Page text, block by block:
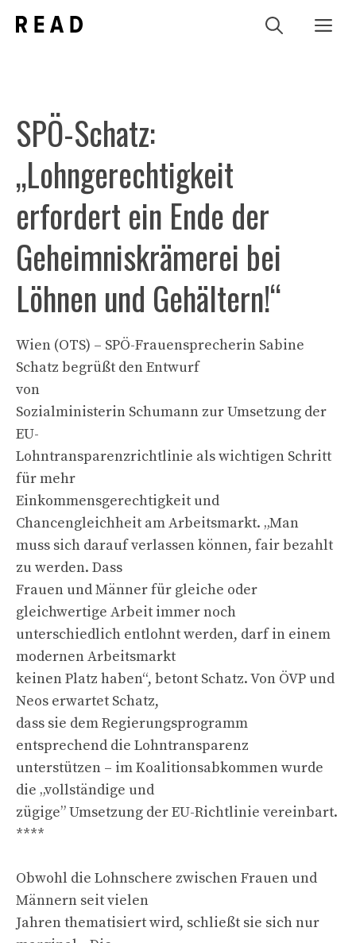
Inhalt
SPÖ-Schatz:
„Lohngerechtigkeit
erfordert ein Ende der
Geheimniskrämerei bei
Löhnen und Gehältern!“
Wien (OTS) – SPÖ-Frauensprecherin Sabine
Schatz begrüßt den Entwurf
von
Sozialministerin Schumann zur Umsetzung der
EU-
Lohntransparenzrichtlinie als wichtigen Schritt
für mehr
Einkommensgerechtigkeit und
Chancengleichheit am Arbeitsmarkt. „Man
muss sich darauf verlassen können, fair bezahlt
zu werden. Dass
Frauen und Männer für gleiche oder
gleichwertige Arbeit immer noch
unterschiedlich entlohnt werden, darf in einem
modernen Arbeitsmarkt
keinen Platz haben“, betont Schatz. Von ÖVP und
Neos erwartet Schatz,
dass sie dem Regierungsprogramm
entsprechend die Lohntransparenz
unterstützen – im Koalitionsabkommen wurde
die „vollständige und
zügige” Umsetzung der EU-Richtlinie vereinbart.
****
Obwohl die Lohnschere zwischen Frauen und
Männern seit vielen
Jahren thematisiert wird, schließt sie sich nur